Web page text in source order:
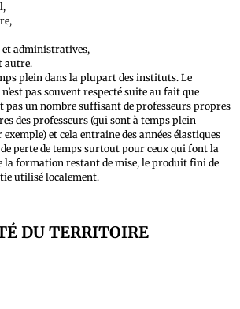
et administratives,
autre.
plein dans la plupart des instituts. Le
pas souvent respecté suite au fait que
pas un nombre suffisant de professeurs propres
des professeurs (qui sont à temps plein
et cela entraine des années élastiques
perte de temps surtout pour ceux qui font la
la formation restant de mise, le produit fini de
utilisé localement.
DU TERRITOIRE